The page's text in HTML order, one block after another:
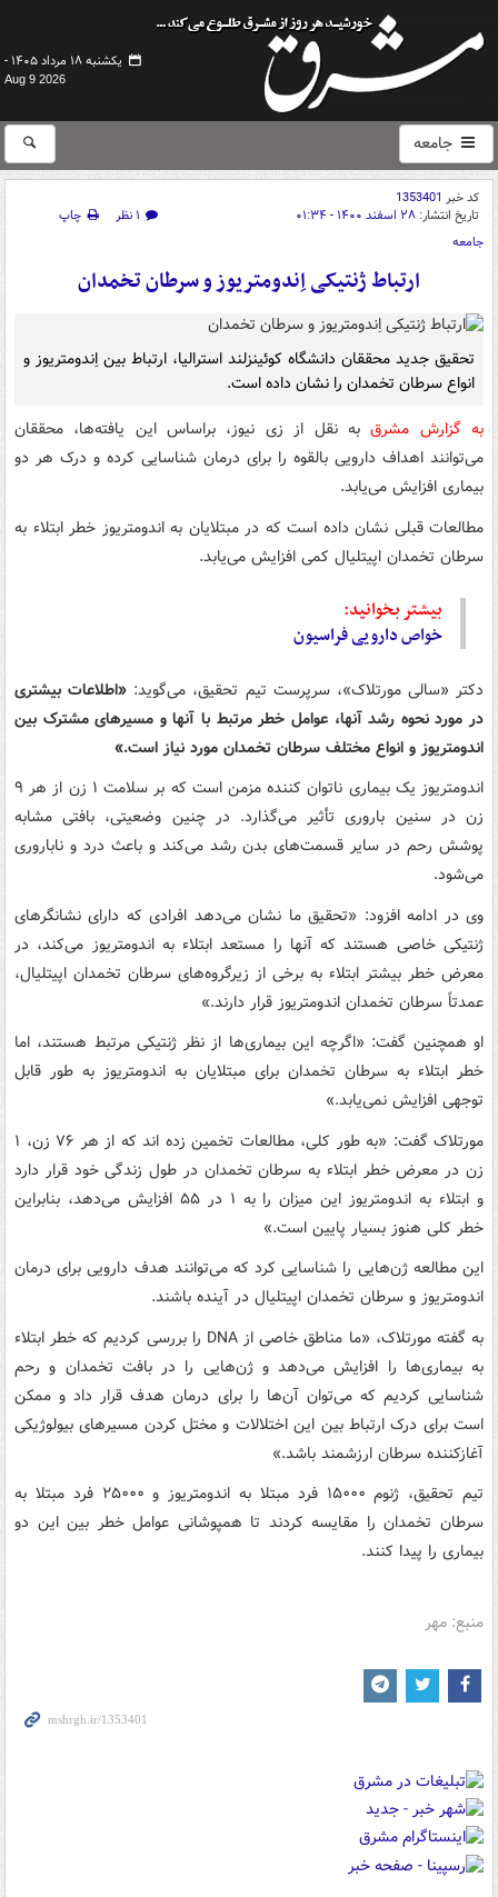
یکشنبه ۱۸ مرداد ۱۴۰۵ -
Aug 9 2026
جامعه
کد خبر 1353401
تاریخ انتشار: ۲۸ اسفند ۱۴۰۰ - ۰۱:۳۴ ۱ نظر
چاپ
جامعه
ارتباط ژنتیکی اِندومتریوز و سرطان تخمدان
تحقیق جدید محققان دانشگاه کوئینزلند استرالیا، ارتباط بین اِندومتریوز و
انواع سرطان تخمدان را نشان داده است.
به گزارش مشرقبه نقل از زی نیوز، براساس این یافته‌ها، محققان
می‌توانند اهداف دارویی بالقوه را برای درمان شناسایی کرده و درک هر دو
بیماری افزایش می‌یابد.
مطالعات قبلی نشان داده است که در مبتلایان به اندومتریوز خطر ابتلاء به
سرطان تخمدان اپیتلیال کمی افزایش می‌یابد.
بیشتر بخوانید:
خواص دارویی فراسیون
دکتر «سالی مورتلاک»، سرپرست تیم تحقیق، می‌گوید: «اطلاعات بیشتری
در مورد نحوه رشد آنها، عوامل خطر مرتبط با آنها و مسیرهای مشترک بین
اندومتریوز و انواع مختلف سرطان تخمدان مورد نیاز است.»
اندومتریوز یک بیماری ناتوان کننده مزمن است که بر سلامت ۱ زن از هر ۹
زن در سنین باروری تأثیر می‌گذارد. در چنین وضعیتی، بافتی مشابه
پوشش رحم در سایر قسمت‌های بدن رشد می‌کند و باعث درد و ناباروری
می‌شود.
وی در ادامه افزود: «تحقیق ما نشان می‌دهد افرادی که دارای نشانگرهای
ژنتیکی خاصی هستند که آنها را مستعد ابتلاء به اندومتریوز می‌کند، در
معرض خطر بیشتر ابتلاء به برخی از زیرگروه‌های سرطان تخمدان اپیتلیال،
عمدتاً سرطان تخمدان اندومتریوز قرار دارند.»
او همچنین گفت: «اگرچه این بیماری‌ها از نظر ژنتیکی مرتبط هستند، اما
خطر ابتلاء به سرطان تخمدان برای مبتلایان به اندومتریوز به طور قابل
توجهی افزایش نمی‌یابد.»
مورتلاک گفت: «به طور کلی، مطالعات تخمین زده اند که از هر ۷۶ زن، ۱
زن در معرض خطر ابتلاء به سرطان تخمدان در طول زندگی خود قرار دارد
و ابتلاء به اندومتریوز این میزان را به ۱ در ۵۵ افزایش می‌دهد، بنابراین
خطر کلی هنوز بسیار پایین است.»
این مطالعه ژن‌هایی را شناسایی کرد که می‌توانند هدف دارویی برای درمان
اندومتریوز و سرطان تخمدان اپیتلیال در آینده باشند.
به گفته مورتلاک، «ما مناطق خاصی از DNA را بررسی کردیم که خطر ابتلاء
به بیماری‌ها را افزایش می‌دهد و ژن‌هایی را در بافت تخمدان و رحم
شناسایی کردیم که می‌توان آن‌ها را برای درمان هدف قرار داد و ممکن
است برای درک ارتباط بین این اختلالات و مختل کردن مسیرهای بیولوژیکی
آغازکننده سرطان ارزشمند باشد.»
تیم تحقیق، ژنوم ۱۵۰۰۰ فرد مبتلا به اندومتریوز و ۲۵۰۰۰ فرد مبتلا به
سرطان تخمدان را مقایسه کردند تا همپوشانی عوامل خطر بین این دو
بیماری را پیدا کنند.
منبع: مهر